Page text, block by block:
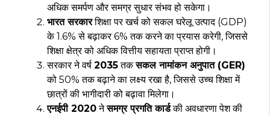
अधिक समर्पण और समग्र सुधार संभव हो सकेगा।
भारत सरकारशिक्षा पर खर्च को सकल घरेलू उत्पाद (GDP)
के 1.6% से बढ़ाकर 6% तक करने का प्रयास करेगी, जिससे
शिक्षा क्षेत्र को अधिक वित्तीय सहायता प्राप्त होगी।
सरकार ने वर्ष 2035तकसकल नामांकन अनुपात (GER)
को 50% तक बढ़ाने का लक्ष्य रखा है, जिससे उच्च शिक्षा में
छात्रों की भागीदारी को बढ़ावा मिलेगा।
एनईपी 2020नेसमग्र प्रगति कार्डकी अवधारणा पेश की